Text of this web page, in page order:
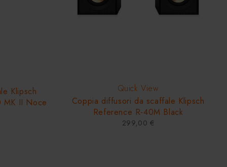
Klipsch
MK II Noce
Quick View
Coppia diffusori da scaffale Klipsch
Reference R-40M Black
299,00 €